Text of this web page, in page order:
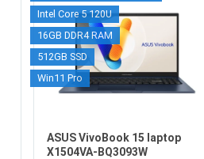
Intel Core 5 120U
16GB DDR4 RAM
512GB SSD
Win11 Pro
ASUS VivoBook 15 laptop
X1504VA-BQ3093W